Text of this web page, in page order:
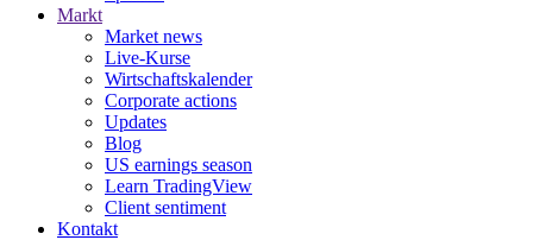
Markt
Market news
Live-Kurse
Wirtschaftskalender
Corporate actions
Updates
Blog
US earnings season
Learn TradingView
Client sentiment
Kontakt